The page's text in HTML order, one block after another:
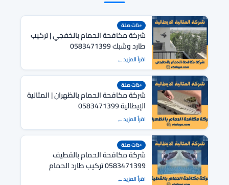
ذات صلة
شركة مكافحة الحمام بالخفجي | تركيب
طارد وشبك 0583471399
اقرأ المزيد
ذات صلة
شركة مكافحة الحمام بالظهران | المثالية
الإيطالية 0583471399
اقرأ المزيد
ذات صلة
شركة مكافحة الحمام بالقطيف
0583471399 تركيب طارد الحمام
بالقطيف
اقرأ المزيد